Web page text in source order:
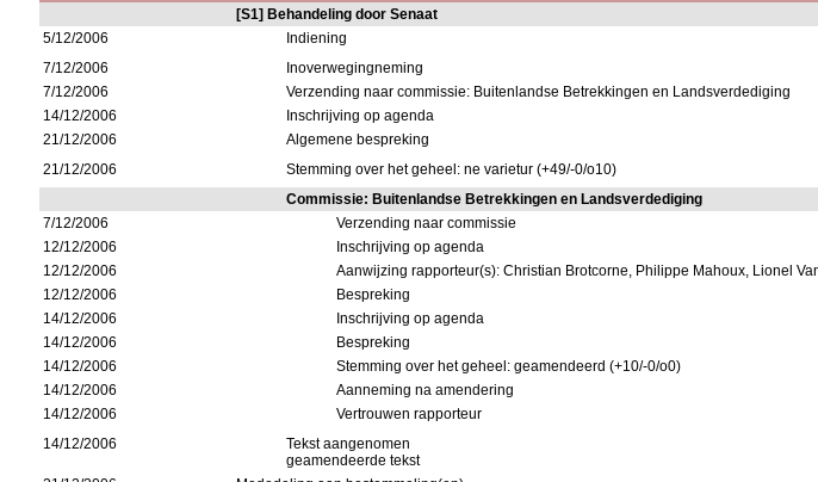
[S1] Behandeling door Senaat
5/12/2006
Indiening
7/12/2006
Inoverwegingneming
7/12/2006
Verzending naar commissie: Buitenlandse Betrekkingen en Landsverdediging
14/12/2006
Inschrijving op agenda
21/12/2006
Algemene bespreking
21/12/2006
Stemming over het geheel: ne varietur (+49/-0/o10)
Commissie: Buitenlandse Betrekkingen en Landsverdediging
7/12/2006
Verzending naar commissie
12/12/2006
Inschrijving op agenda
12/12/2006
Aanwijzing rapporteur(s): Christian Brotcorne, Philippe Mahoux, Lionel
12/12/2006
Bespreking
14/12/2006
Inschrijving op agenda
14/12/2006
Bespreking
14/12/2006
Stemming over het geheel: geamendeerd (+10/-0/o0)
14/12/2006
Aanneming na amendering
14/12/2006
Vertrouwen rapporteur
14/12/2006
Tekst aangenomen
geamendeerde tekst